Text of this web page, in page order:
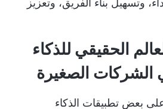
وتسهيل بناء الفريق، وتعزيز
الحقيقي للذكاء
الشركات الصغيرة
بعض تطبيقات الذكاء